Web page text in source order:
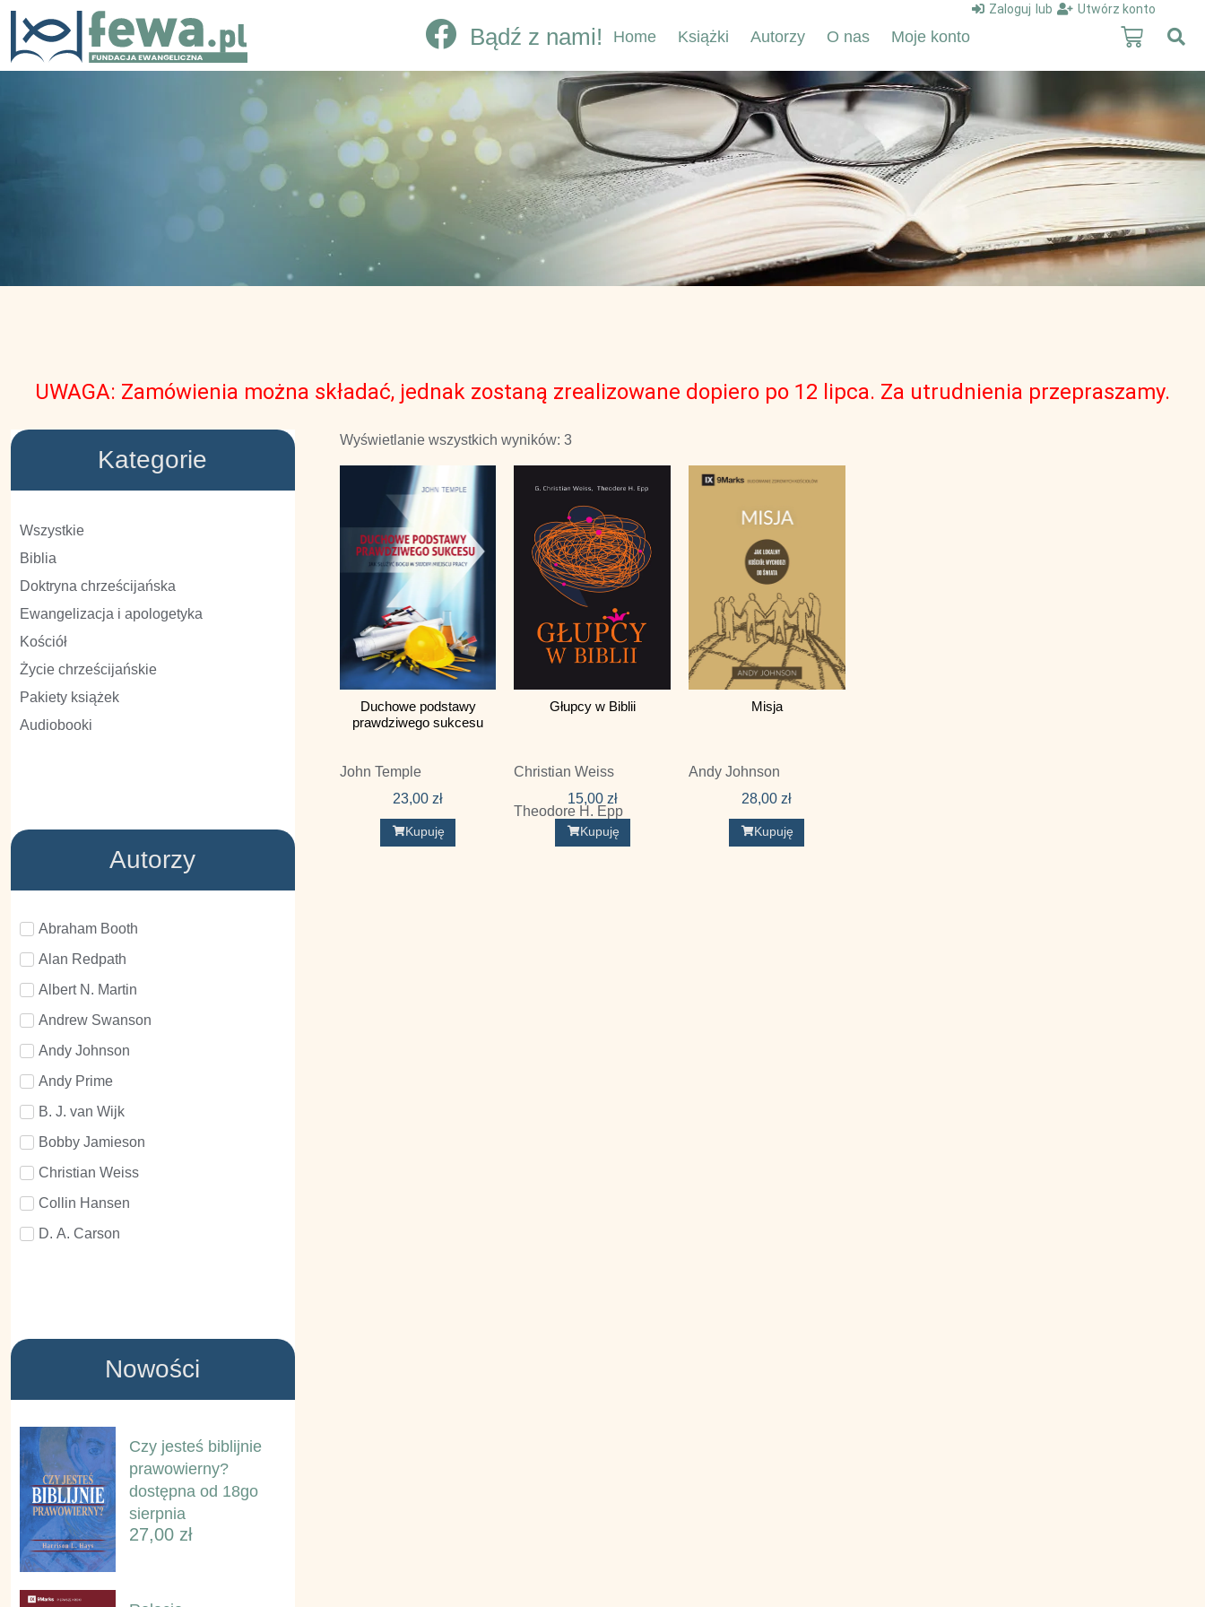
Zaloguj lub Utwórz konto
Bądź z nami! Home Książki Autorzy O nas Moje konto
UWAGA: Zamówienia można składać, jednak zostaną zrealizowane dopiero po 12 lipca. Za utrudnienia przepraszamy.
Kategorie
Wszystkie
Biblia
Doktryna chrześcijańska
Ewangelizacja i apologetyka
Kościół
Życie chrześcijańskie
Pakiety książek
Audiobooki
Autorzy
Abraham Booth
Alan Redpath
Albert N. Martin
Andrew Swanson
Andy Johnson
Andy Prime
B. J. van Wijk
Bobby Jamieson
Christian Weiss
Collin Hansen
D. A. Carson
Greg Gilbert
Harrison L. Hays
Hendrik Schipper
J. Mack Stiles
Jamie Dunlop
Jaquelle Crowe
Nowości
Czy jesteś biblijnie
prawowierny?
dostępna od 18go
sierpnia
27,00 zł
Wyświetlanie wszystkich wyników: 3
Duchowe podstawy
prawdziwego sukcesu
John Temple
23,00zł
Kupuję
Głupcy w Biblii
Christian Weiss
Theodore H. Epp
15,00 zł
Kupuję
Misja
Andy Johnson
28,00zł
Kupuję